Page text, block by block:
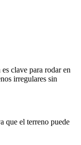
clave para rodar en
irregulares sin
que el terreno puede